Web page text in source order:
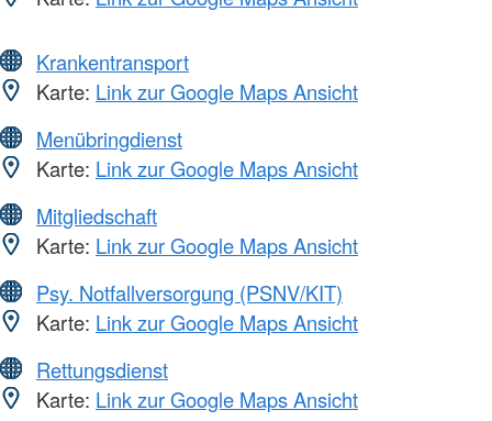
Krankentransport
Karte: Link zur Google Maps Ansicht
Menübringdienst
Karte: Link zur Google Maps Ansicht
Mitgliedschaft
Karte: Link zur Google Maps Ansicht
Psy. Notfallversorgung (PSNV/KIT)
Karte: Link zur Google Maps Ansicht
Rettungsdienst
Karte: Link zur Google Maps Ansicht